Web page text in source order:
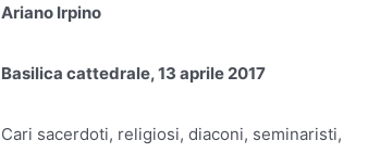
Ariano Irpino
Basilica cattedrale, 13 aprile 2017
Cari sacerdoti, religiosi, diaconi, seminaristi,